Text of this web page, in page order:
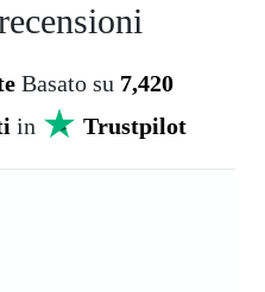
Basato su 7,420
in Trustpilot